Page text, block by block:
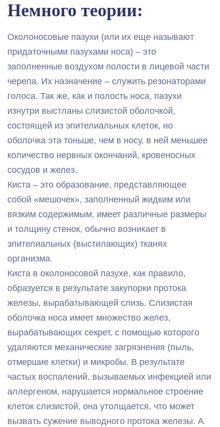
Немного теории:
Околоносовые пазухи (или их еще называют
придаточными пазухами носа) – это
заполненные воздухом полости в лицевой части
черепа. Их назначение – служить резонаторами
голоса. Так же, как и полость носа, пазухи
изнутри выстланы слизистой оболочкой,
состоящей из эпителиальных клеток, но
оболочка эта тоньше, чем в носу, в ней меньшее
количество нервных окончаний, кровеносных
сосудов и желез.
Киста – это образование, представляющее
собой «мешочек», заполненный жидким или
вязким содержимым, имеет различные размеры
и толщину стенок, обычно возникает в
эпителиальных (выстилающих) тканях
организма.
Киста в околоносовой пазухе, как правило,
образуется в результате закупорки протока
железы, вырабатывающей слизь. Слизистая
оболочка носа имеет множество желез,
вырабатывающих секрет, с помощью которого
удаляются механические загрязнения (пыль,
отмершие клетки) и микробы. В результате
частых воспалений, вызываемых инфекцией или
аллергеном, нарушается нормальное строение
клеток слизистой, она утолщается, что может
вызвать сужение выводного протока железы. А